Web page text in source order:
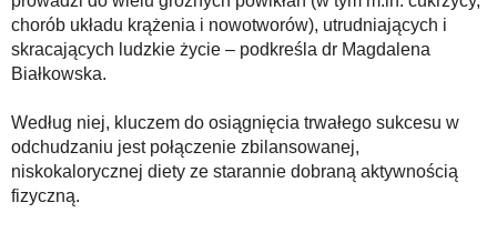
chorób układu krążenia i nowotworów), utrudniających i
skracających ludzkie życie – podkreśla dr Magdalena
Białkowska.
Według niej, kluczem do osiągnięcia trwałego sukcesu w
odchudzaniu jest połączenie zbilansowanej,
niskokalorycznej diety ze starannie dobraną aktywnością
fizyczną.